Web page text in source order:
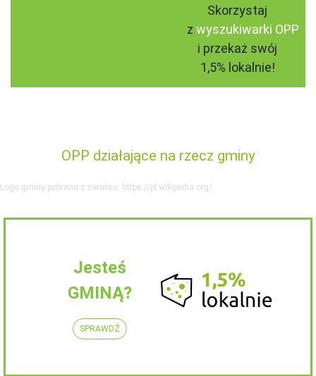
Skorzystaj
z wyszukiwarki OPP
i przekaż swój
1,5% lokalnie!
OPP działające na rzecz gminy
Logo gminy pobrano z serwisu: https://pl.wikipedia.org/
Jesteś
GMINĄ?
SPRAWDŹ